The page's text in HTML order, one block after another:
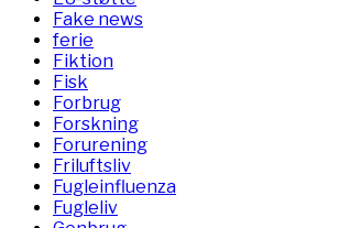
Fake news
ferie
Fiktion
Fisk
Forbrug
Forskning
Forurening
Friluftsliv
Fugleinfluenza
Fugleliv